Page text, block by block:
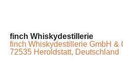
finch Whiskydestillerie
finch Whiskydestillerie GmbH &
72535 Heroldstatt, Deutschland